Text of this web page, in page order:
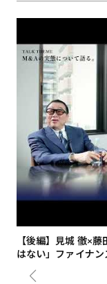
【後編】見城 徹×
はない」ファイナン